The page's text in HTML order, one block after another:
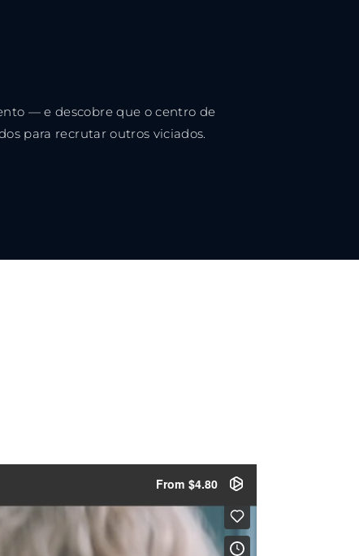
— e descobre que o centro de
para recrutar outros viciados.